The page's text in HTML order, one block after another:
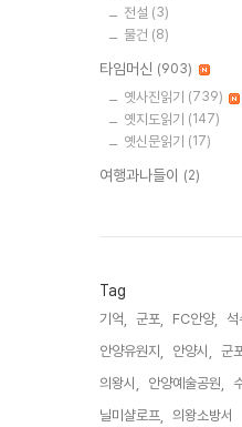
전설 (3)
물건 (8)
타임머신 (903)
옛사진읽기 (739)
옛지도읽기 (147)
옛신문읽기 (17)
여행과나들이 (2)
Tag
기억, 군포, FC안양, 석
안양유원지,
안양시, 군
의왕시,
안양예술공원,
닐미샬로프,
의왕소방서,